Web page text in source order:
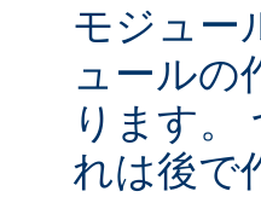
モジュー
ュールの
ります。
れは後で